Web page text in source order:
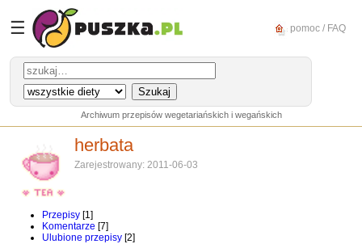
☰ pomoc / FAQ
Archiwum przepisów wegetariańskich i wegańskich
herbata
Zarejestrowany: 2011-06-03
Przepisy [1]
Komentarze [7]
Ulubione przepisy [2]